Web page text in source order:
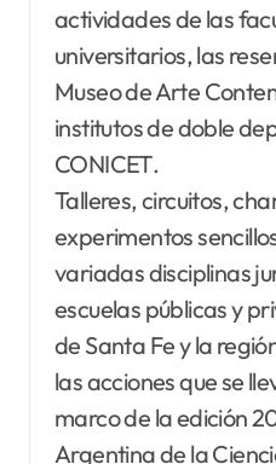
actividades de las
universitarios, las
Museo de Arte
institutos de doble
CONICET.
Talleres, circuitos,
experimentos
variadas disciplinas
escuelas públicas y
de Santa Fe y la
las acciones que se
marco de la edición
Argentina de la